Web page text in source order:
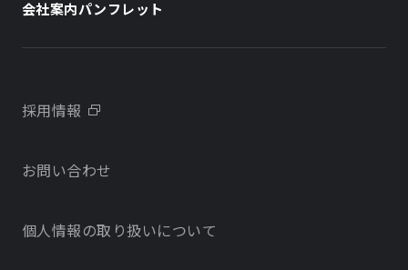
学校・教育施設
不動産開発をご検討の方へ
物件をお探しの方向け
オフィス・店舗をお探しの方へ
会社案内パンフレット
採用情報
お問い合わせ
個人情報の取り扱いについて